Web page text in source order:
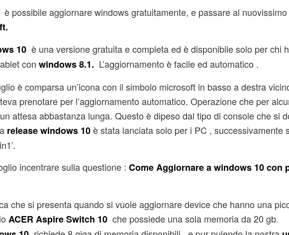
possibile aggiornare windows gratuitamente, e passare al
10 è una versione gratuita e completa ed è disponibile solo per chi
con windows 8.1. L’aggiornamento è facile ed automatico .
è comparsa un’icona con il simbolo microsoft in basso a destra
prenotare per l’aggiornamento automatico. Operazione che per
attesa abbastanza lunga. Questo è dipeso dal tipo di console che si
release windows 10è stata lanciata solo per i PC , successivamente
incentrare sulla questione : Come Aggiornare a windows 10 con
che si presenta quando si vuole aggiornare device che hanno una
ACER Aspire Switch 10 che possiede una sola memoria da 20 gb.